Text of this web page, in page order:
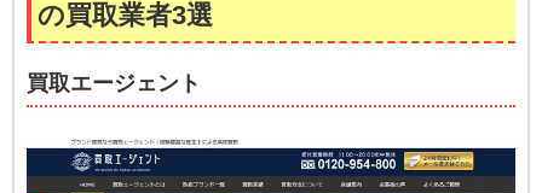
の買取業者3選
買取エージェント